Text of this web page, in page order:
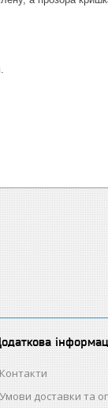
Контакти
Умови доставки та